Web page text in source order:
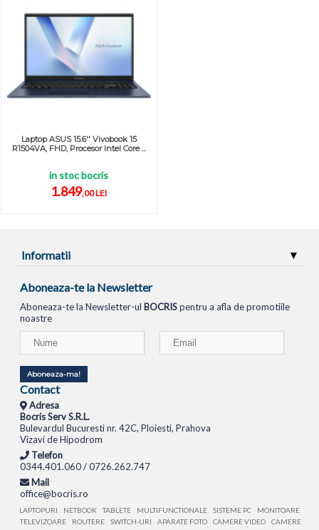
Laptop ASUS 15.6'' Vivobook 15
R1504VA, FHD, Procesor Intel Core ...
in stoc bocris
1.849,00 LEI
Informatii
Aboneaza-te la Newsletter
Aboneaza-te la Newsletter-ul BOCRISpentru a afla de promotiile
noastre
Aboneaza-ma!
Contact
Adresa
Bocris Serv S.R.L.
Bulevardul Bucuresti nr. 42C, Ploiesti, Prahova
Vizavi de Hipodrom
Telefon
0344.401.060 / 0726.262.747
Mail
office@bocris.ro
LAPTOPURI NETBOOK TABLETE MULTIFUNCTIONALE SISTEME PC
MONITOARE
TELEVIZOARE
ROUTERE SWITCH-URI APARATE FOTO CAMERE VIDEO
CAMERE